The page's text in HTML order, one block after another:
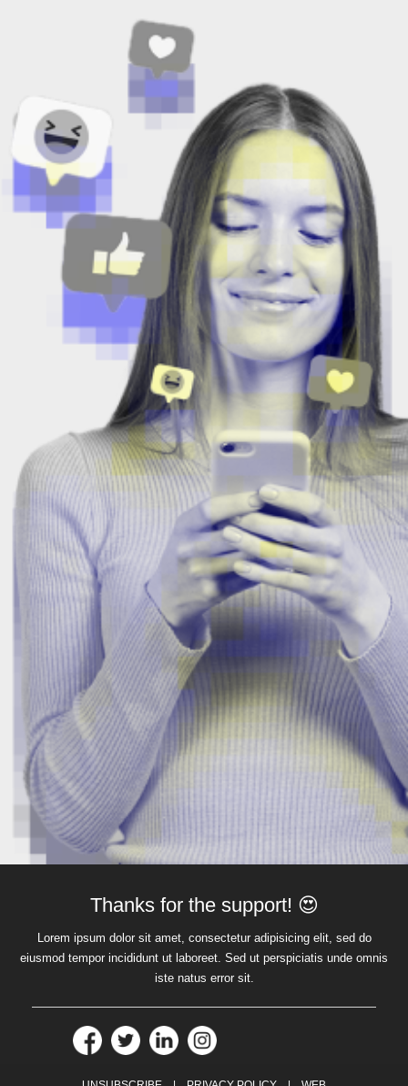
Thanks for the support! 😍
Lorem ipsum dolor sit amet, consectetur adipisicing elit, sed do
eiusmod tempor incididunt ut laboreet. Sed ut perspiciatis unde omnis
iste natus error sit.